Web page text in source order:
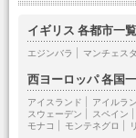
イギリス 各都市一覧
エジンバラ マンチェス
西ヨーロッパ 各国
アイスランド アイルラ
スウェーデン
スペイン
モナコ
モンテネグロ